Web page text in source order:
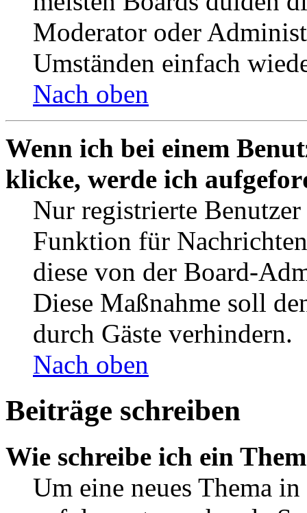
Moderator oder
Umständen einfach
Nach oben
Wenn ich bei einem
klicke, werde ich
Nur registrierte
Funktion für
diese von der Board-
Diese Maßnahme soll
durch Gäste verhindern.
Nach oben
Beiträge schreiben
Wie schreibe ich ein
Um eine neues Thema